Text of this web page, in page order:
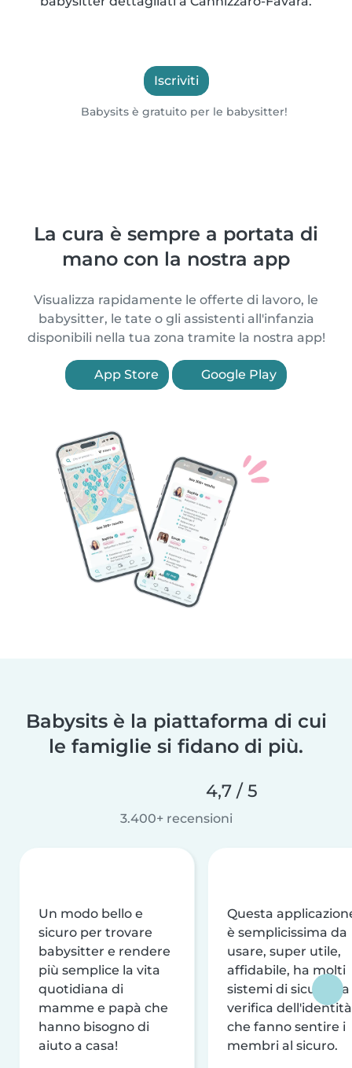
Iscriviti
Babysits è gratuito per le babysitter!
La cura è sempre a portata di
mano con la nostra app
Visualizza rapidamente le offerte di lavoro, le
babysitter, le tate o gli assistenti all'infanzia
disponibili nella tua zona tramite la nostra app!
App Store Google Play
Babysits è la piattaforma di cui
le famiglie si fidano di più.
4,7 / 5
3.400+ recensioni
Un modo bello e
sicuro per trovare
babysitter e rendere
più semplice la vita
quotidiana di
mamme e papà che
hanno bisogno di
aiuto a casa!
Questa
è semplicissima da
usare, super utile,
affidabile, ha molti
sistemi di sicurezza
verifica dell'identità
che fanno sentire i
membri al sicuro.